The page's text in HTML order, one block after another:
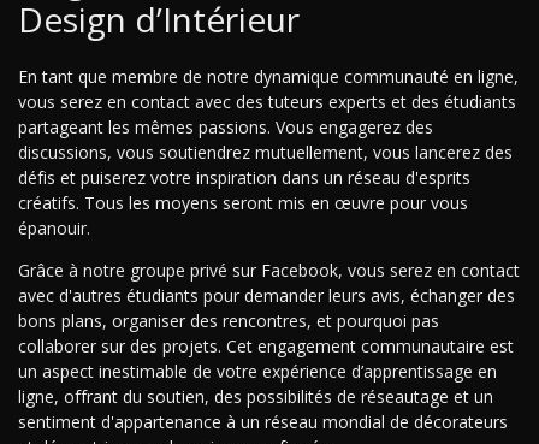
Design d’Intérieur
En tant que membre de notre dynamique communauté en ligne,
vous serez en contact avec des tuteurs experts et des étudiants
partageant les mêmes passions. Vous engagerez des
discussions, vous soutiendrez mutuellement, vous lancerez des
défis et puiserez votre inspiration dans un réseau d'esprits
créatifs. Tous les moyens seront mis en œuvre pour vous
épanouir.
Grâce à notre groupe privé sur Facebook, vous serez en contact
avec d'autres étudiants pour demander leurs avis, échanger des
bons plans, organiser des rencontres, et pourquoi pas
collaborer sur des projets. Cet engagement communautaire est
un aspect inestimable de votre expérience d’apprentissage en
ligne, offrant du soutien, des possibilités de réseautage et un
sentiment d'appartenance à un réseau mondial de décorateurs